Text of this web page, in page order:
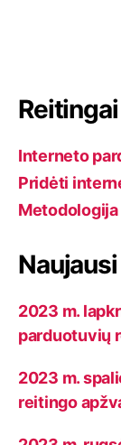
m
a
s
Reitingai
Interneto
Pridėti
Metodologija
2023 m.
parduotuvių
2023 m.
reitingo